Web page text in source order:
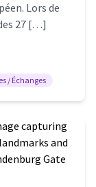
Lors de
27 […]
/ Échanges